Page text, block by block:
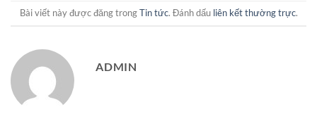
Bài viết này được đăng trongTin tức. Đánh dấu liên kết thường trực.
ADMIN